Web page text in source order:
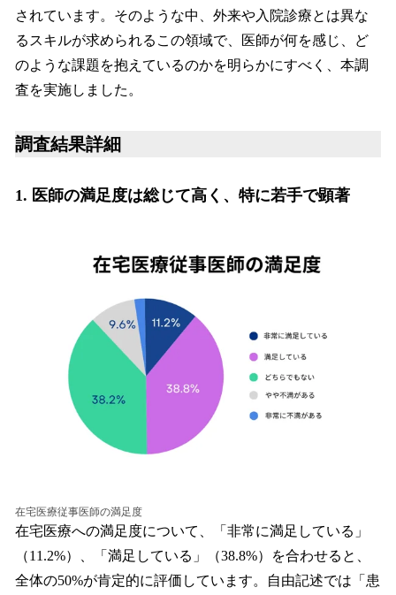
されています。そのような中、外来や入院診療とは異な
るスキルが求められるこの領域で、医師が何を感じ、ど
のような課題を抱えているのかを明らかにすべく、本調
査を実施しました。
調査結果詳細
1. 医師の満足度は総じて高く、特に若手で顕著
在宅医療従事医師の満足度
在宅医療への満足度について、「非常に満足している」
（11.2%）、「満足している」（38.8%）を合わせると、
全体の50%が肯定的に評価しています。自由記述では「患